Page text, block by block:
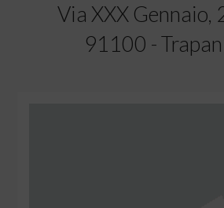
Via XXX
91100 -